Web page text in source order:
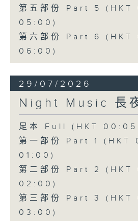
第五部份 Part 5
05:00)
第六部份 Part 6
06:00)
29/07/2026
Night Music 長
足本 Full (HKT
第一部份 Part 1 (HKT
01:00)
第二部份 Part 2 (HKT
02:00)
第三部份 Part 3
03:00)